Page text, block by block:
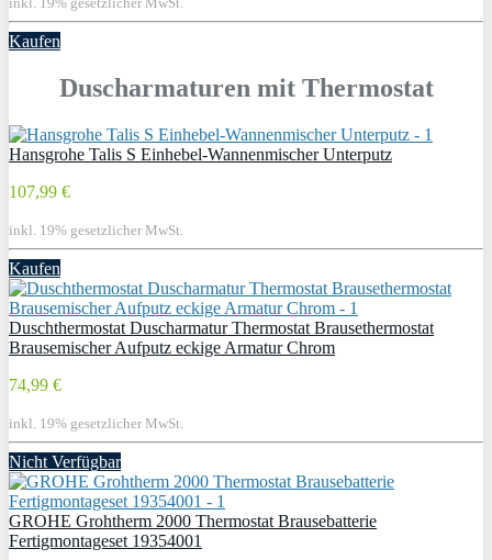
Kaufen
Duscharmaturen mit Thermostat
Hansgrohe Talis S Einhebel-Wannenmischer Unterputz
107,99 €
inkl. 19% gesetzlicher MwSt.
Kaufen
Duschthermostat Duscharmatur Thermostat Brausethermostat
Brausemischer Aufputz eckige Armatur Chrom
74,99 €
inkl. 19% gesetzlicher MwSt.
Nicht Verfügbar
GROHE Grohtherm 2000 Thermostat Brausebatterie
Fertigmontageset 19354001